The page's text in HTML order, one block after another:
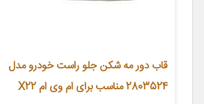
قاب دور مه شکن جلو راست خودرو مدل
2803524 مناسب برای ام وی ام X22